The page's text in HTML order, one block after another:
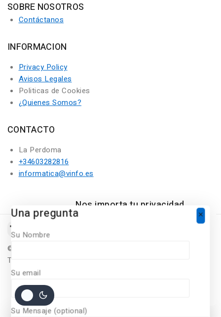
SOBRE NOSOTROS
Contáctanos
INFORMACION
Privacy Policy
Avisos Legales
Politicas de Cookies
¿Quienes Somos?
CONTACTO
La Perdoma
+34603282816
informatica@vinfo.es
©
Todos Los derechos Reservados
Nos importa tu privacidad
Para ofrecer una experiencia de
Una pregunta
Su Nombre
Su email
Su Mensaje (optional)